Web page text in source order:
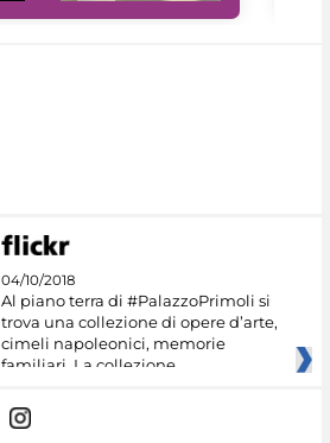
04/10/2018
Al piano terra di #PalazzoPrimoli si
trova una collezione di opere d’arte,
cimeli napoleonici, memorie
familiari. La collezione